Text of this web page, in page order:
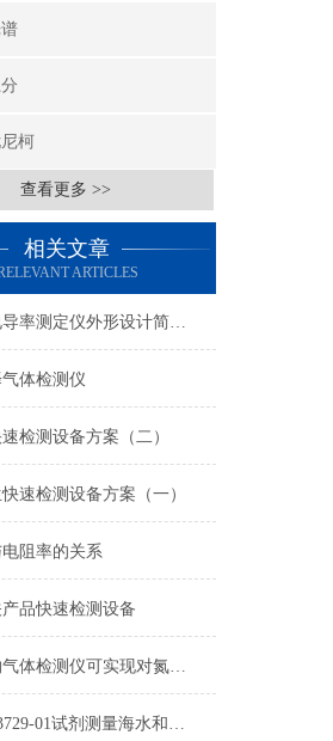
柯
查看更多 >>
相关文章
ARTICLES
便携式电导率测定仪外形设计简洁大方
体检测仪
检测设备方案（二）
速检测设备方案（一）
阻率的关系
品快速检测设备
氮氧化物气体检测仪可实现对氮氧化物排放的有效监控
哈纳HI93729-01试剂测量海水和废水注意事项